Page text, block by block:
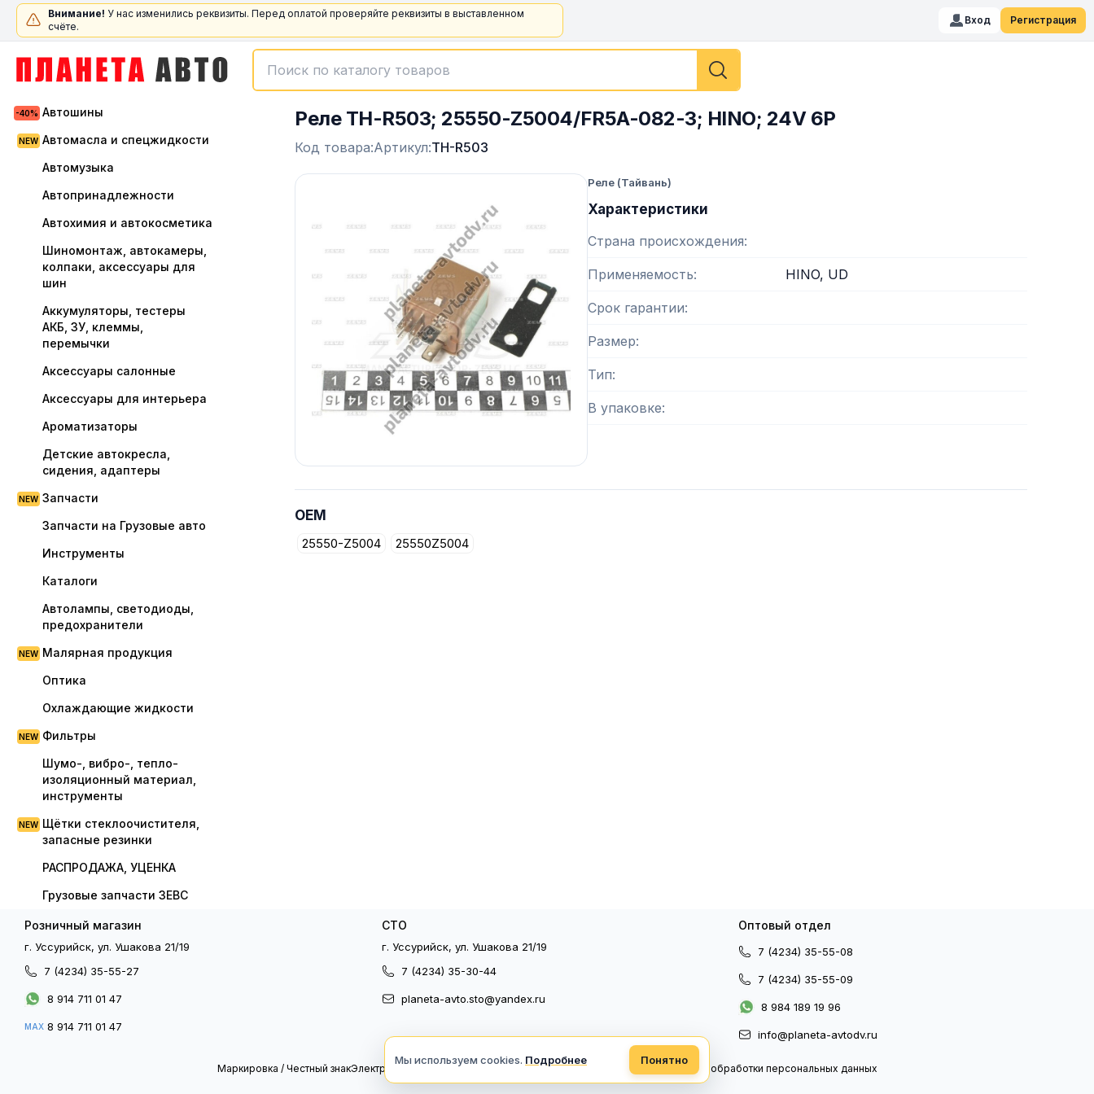
Внимание! У нас изменились реквизиты. Перед оплатой проверяйте реквизиты в выставленном
счёте.
Вход Регистрация
Автошины
Автомасла и спецжидкости
Автомузыка
Автопринадлежности
Автохимия и автокосметика
Шиномонтаж, автокамеры,
колпаки, аксессуары для
шин
Аккумуляторы, тестеры
АКБ, ЗУ, клеммы,
перемычки
Аксессуары салонные
Аксессуары для интерьера
Ароматизаторы
Детские автокресла,
сидения, адаптеры
Запчасти
Запчасти на Грузовые авто
Инструменты
Каталоги
Автолампы, светодиоды,
предохранители
Малярная продукция
Оптика
Охлаждающие жидкости
Фильтры
Шумо-, вибро-, тепло-
изоляционный материал,
инструменты
Щётки стеклоочистителя,
запасные резинки
РАСПРОДАЖА, УЦЕНКА
Грузовые запчасти ЗЕВС
Реле TH-R503; 25550-Z5004/FR5A-082-3; HINO; 24V 6P
Код товара:Артикул:TH-R503
Реле (Тайвань)
Характеристики
Страна происхождения
Применяемость HINO, UD
Срок гарантии
Размер
Тип
В упаковке
OEM
25550-Z5004 25550Z5004
Розничный магазин
г. Уссурийск, ул. Ушакова 21/19
7 (4234) 35-55-27
8 914 711 01 47
MAX 8 914 711 01 47
СТО
г. Уссурийск, ул. Ушакова 21/19
7 (4234) 35-30-44
planeta-avto.sto@yandex.ru
Оптовый отдел
7 (4234) 35-55-08
7 (4234) 35-55-09
8 984 189 19 96
info@planeta-avtodv.ru
Маркировка / Честный знакЭлектронный документооборот Политика конфиденциальности Политика обработки персональных данных
Мы используем cookies. Подробнее Понятно